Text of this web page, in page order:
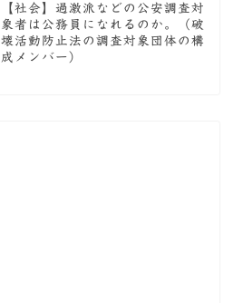
【社会】過激派などの公安調査対
象者は公務員になれるのか。（破
壊活動防止法の調査対象団体の構
成メンバー）